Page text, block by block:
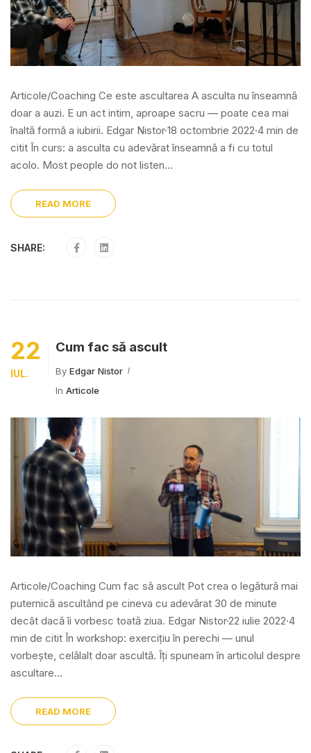
Articole/Coaching Ce este ascultarea A asculta nu înseamnă
doar a auzi. E un act intim, aproape sacru — poate cea mai
înaltă formă a iubirii. Edgar Nistor·18 octombrie 2022·4 min de
citit În curs: a asculta cu adevărat înseamnă a fi cu totul
acolo. Most people do not listen...
READ MORE
SHARE:
22
IUL.
Cum fac să ascult
By Edgar Nistor
In Articole
Articole/Coaching Cum fac să ascult Pot crea o legătură mai
puternică ascultând pe cineva cu adevărat 30 de minute
decât dacă îi vorbesc toată ziua. Edgar Nistor·22 iulie 2022·4
min de citit În workshop: exercițiu în perechi — unul
vorbește, celălalt doar ascultă. Îți spuneam în articolul despre
ascultare...
READ MORE